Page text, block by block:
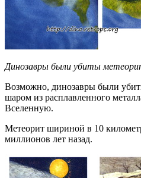
Динозавры были убиты
Возможно, динозавры были
шаром из расплавленного
Вселенную.
Метеорит шириной в 10
миллионов лет назад.